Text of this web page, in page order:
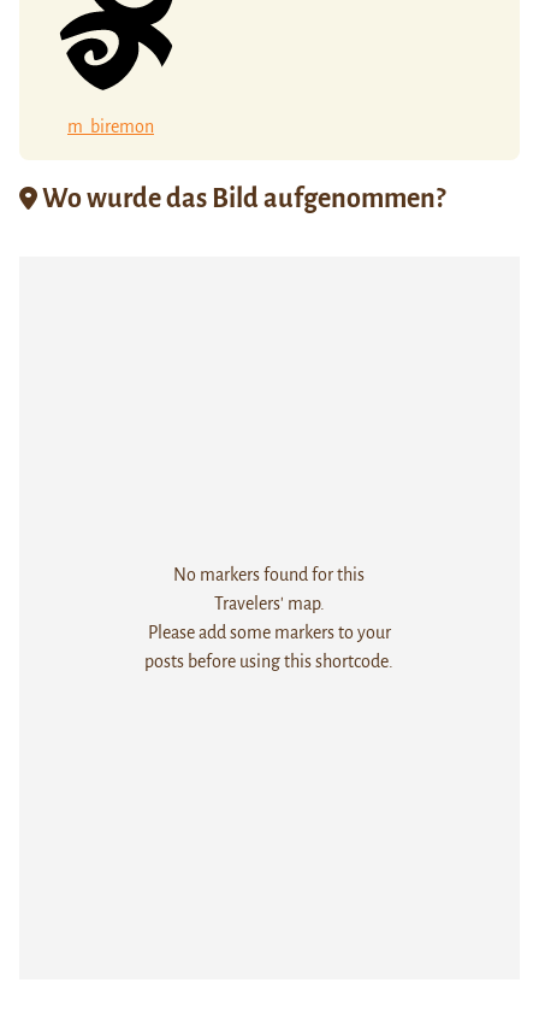
m_biremon
Wo wurde das Bild aufgenommen?
No markers found for this
Travelers' map.
Please add some markers to your
posts before using this shortcode.